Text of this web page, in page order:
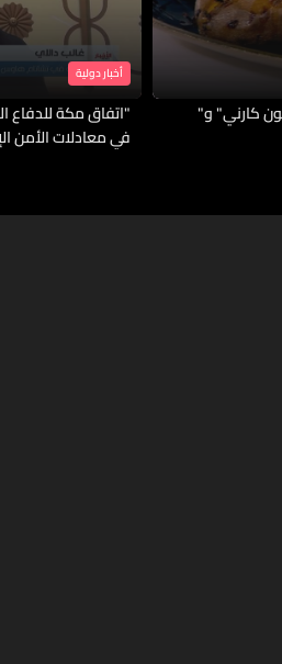
كارني" و"
أخبار دولية
"اتفاق مكة للدفاع
في معادلات الأمن